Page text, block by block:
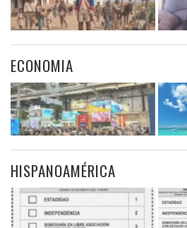
ECONOMIA
HISPANOAMÉRICA